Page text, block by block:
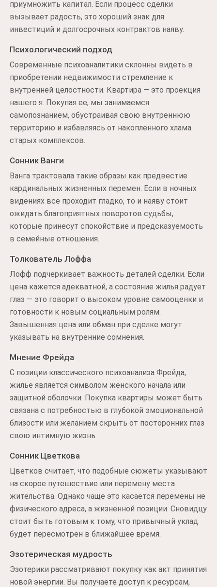
приумножить капитал. Если процесс сделки
вызывает радость, это хороший знак для
инвестиций и долгосрочных контрактов наяву.
Психологический подход
Современные психоаналитики склонны видеть в
приобретении недвижимости стремление к
внутренней целостности. Квартира — это проекция
нашего я. Покупая ее, мы занимаемся
самопознанием, обустраивая свою внутреннюю
территорию и избавляясь от накопленного хлама
старых комплексов.
Сонник Ванги
Ванга трактовала такие образы как предвестие
кардинальных жизненных перемен. Если в ночных
видениях все проходит гладко, то и наяву стоит
ожидать благоприятных поворотов судьбы,
которые принесут спокойствие и предсказуемость
в семейные отношения.
Толкователь Лоффа
Лофф подчеркивает важность деталей сделки. Если
цена кажется адекватной, а состояние жилья радует
глаз — это говорит о высоком уровне самооценки и
готовности к новым социальным ролям.
Завышенная цена или обман при сделке могут
указывать на внутренние сомнения.
Мнение Фрейда
С позиции классического психоанализа Фрейда,
жилье является символом женского начала или
защитной оболочки. Покупка квартиры может быть
связана с потребностью в глубокой эмоциональной
близости или желанием скрыть от посторонних глаз
свою интимную жизнь.
Сонник Цветкова
Цветков считает, что подобные сюжеты указывают
на скорое путешествие или перемену места
жительства. Однако чаще это касается перемены не
физического адреса, а жизненной позиции. Сновидцу
стоит быть готовым к тому, что привычный уклад
будет пересмотрен в ближайшее время.
Эзотерическая мудрость
Эзотерики рассматривают покупку как акт принятия
новой энергии. Вы получаете доступ к ресурсам,